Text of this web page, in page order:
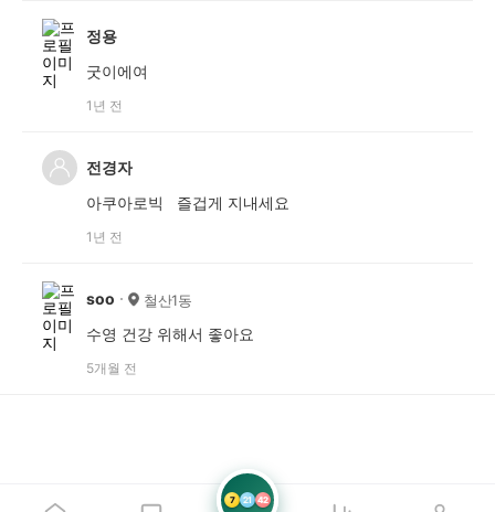
정용
굿이에여
1년 전
전경자
아쿠아로빅 즐겁게 지내세요
1년 전
soo 철산1동
수영 건강 위해서 좋아요
5개월 전
7 21 42